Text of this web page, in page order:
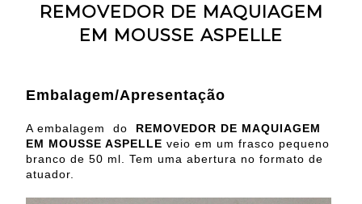
REMOVEDOR DE MAQUIAGEM
EM MOUSSE ASPELLE
Embalagem/Apresentação
A embalagem do
REMOVEDOR DE MAQUIAGEM
EM MOUSSE ASPELLE veio em um frasco pequeno
branco de 50 ml. Tem uma abertura no formato de
atuador.